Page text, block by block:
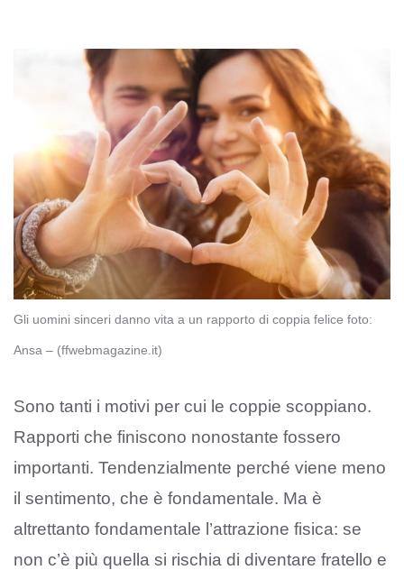
Gli uomini sinceri danno vita a un rapporto di coppia felice foto:
Ansa – (ffwebmagazine.it)
Sono tanti i motivi per cui le coppie scoppiano.
Rapporti che finiscono nonostante fossero
importanti. Tendenzialmente perché viene meno
il sentimento, che è fondamentale. Ma è
altrettanto fondamentale l’attrazione fisica: se
non c’è più quella si rischia di diventare fratello e